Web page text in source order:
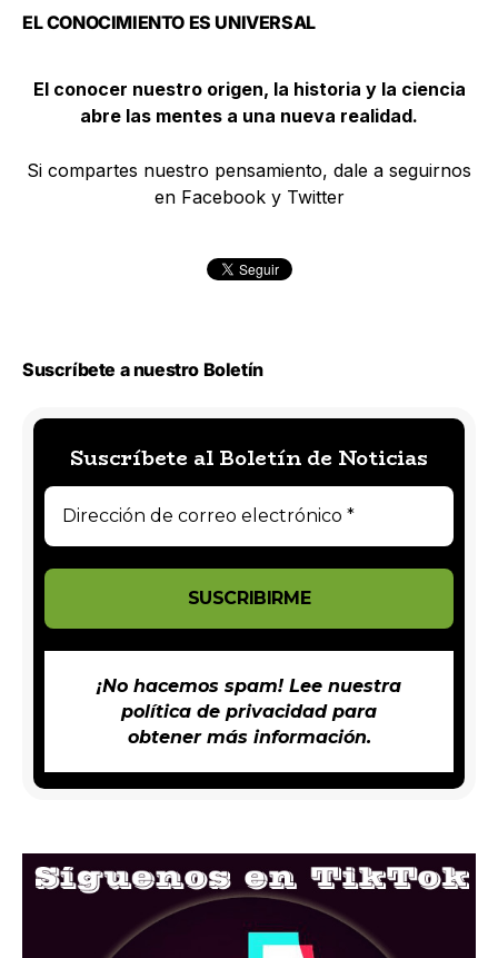
EL CONOCIMIENTO ES UNIVERSAL
El conocer nuestro origen, la historia y la ciencia
abre las mentes a una nueva realidad.
Si compartes nuestro pensamiento, dale a seguirnos
en Facebook y Twitter
Suscríbete a nuestro Boletín
Suscríbete al Boletín de Noticias
¡No hacemos spam! Lee nuestra
política de privacidadpara
obtener más información.